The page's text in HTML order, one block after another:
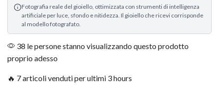
Fotografia reale del gioiello, ottimizzata con strumenti di intelligenza
artificiale per luce, sfondo e nitidezza. Il gioiello che ricevi corrisponde
al modello fotografato.
38 le persone stanno visualizzando questo prodotto
proprio adesso
🔥 7 articoli venduti per ultimi 3 hours